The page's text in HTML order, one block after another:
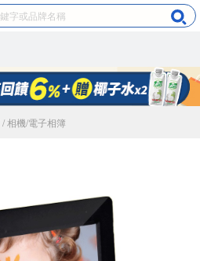
/ 相機/電子相簿